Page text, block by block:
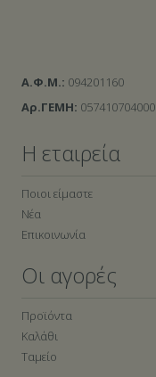
Α.Φ.Μ.: 094201160
Αρ.ΓΕΜΗ: 057410704000
Η εταιρεία
Ποιοι είμαστε
Νέα
Επικοινωνία
Οι αγορές
Προϊόντα
Καλάθι
Ταμείο